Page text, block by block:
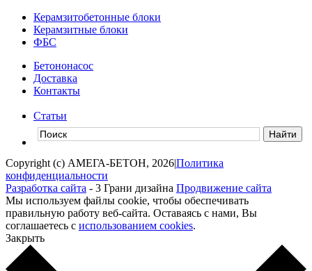
Керамзитобетонные блоки
Керамзитные блоки
ФБС
Бетононасос
Доставка
Контакты
Статьи
Copyright (c) АМЕГА-БЕТОН, 2026|Политика
конфиденциальности
Разработка сайта - 3 Грани дизайна Продвижение сайта
Мы используем файлы cookie, чтобы обеспечивать
правильную работу веб-сайта. Оставаясь с нами, Вы
соглашаетесь с использованием cookies.
Закрыть